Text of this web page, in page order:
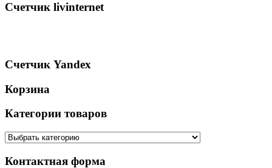
Счетчик livinternet
Счетчик Yandex
Корзина
Категории товаров
Контактная форма